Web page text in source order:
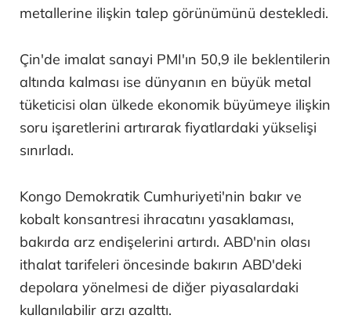
metallerine ilişkin talep görünümünü destekledi.
Çin'de imalat sanayi PMI'ın 50,9 ile beklentilerin
altında kalması ise dünyanın en büyük metal
tüketicisi olan ülkede ekonomik büyümeye ilişkin
soru işaretlerini artırarak fiyatlardaki yükselişi
sınırladı.
Kongo Demokratik Cumhuriyeti'nin bakır ve
kobalt konsantresi ihracatını yasaklaması,
bakırda arz endişelerini artırdı. ABD'nin olası
ithalat tarifeleri öncesinde bakırın ABD'deki
depolara yönelmesi de diğer piyasalardaki
kullanılabilir arzı azalttı.